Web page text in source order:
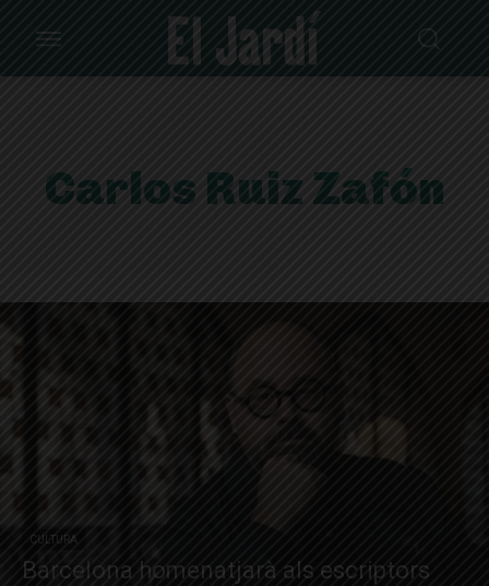
Carlos Ruiz Zafón
CULTURA
Barcelona homenatjarà als escriptors